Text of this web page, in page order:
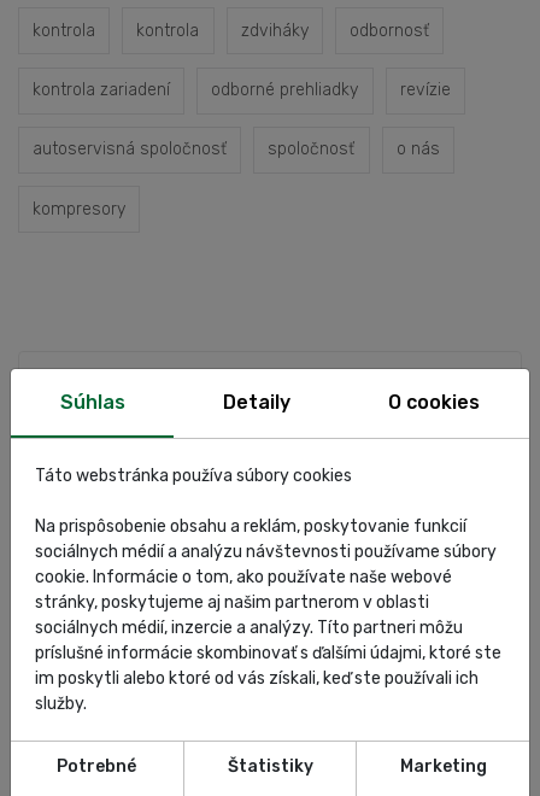
kontrola kontrola zdviháky odbornosť
kontrola zariadení odborné prehliadky revízie
autoservisná spoločnosť spoločnosť o nás
kompresory
Súhlas Detaily O cookies
Táto webstránka používa súbory cookies
Na prispôsobenie obsahu a reklám, poskytovanie funkcií
sociálnych médií a analýzu návštevnosti používame súbory
cookie. Informácie o tom, ako používate naše webové
stránky, poskytujeme aj našim partnerom v oblasti
sociálnych médií, inzercie a analýzy. Títo partneri môžu
príslušné informácie skombinovať s ďalšími údajmi, ktoré ste
im poskytli alebo ktoré od vás získali, keď ste používali ich
služby.
Potrebné Štatistiky Marketing